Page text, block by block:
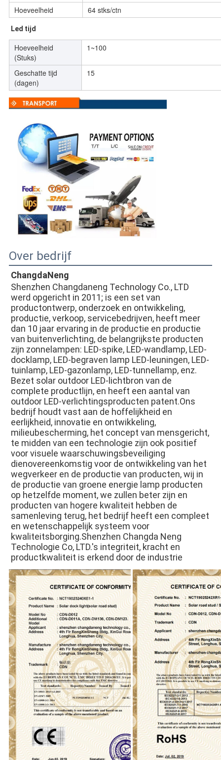
Hoeveelheid
64 stks/ctn
Led tijd
Hoeveelheid
(Stuks)
1~100
Geschatte tijd
(dagen)
15
Over bedrijf
ChangdaNeng
Shenzhen Changdaneng Technology Co., LTD
werd opgericht in 2011; is een set van
productontwerp, onderzoek en ontwikkeling,
productie, verkoop, servicebedrijven, heeft meer
dan 10 jaar ervaring in de productie en productie
van buitenverlichting, de belangrijkste producten
zijn zonnelampen: LED-spike, LED-wandlamp, LED-
docklamp, LED-begraven lamp LED-leuningen, LED-
tuinlamp, LED-gazonlamp, LED-tunnellamp, enz.
Bezet solar outdoor LED-lichtbron van de
complete productlijn, en heeft een aantal van
outdoor LED-verlichtingsproducten patent.Ons
bedrijf houdt vast aan de hoffelijkheid en
eerlijkheid, innovatie en ontwikkeling,
milieubescherming, het concept van mensgericht,
te midden van een technologie zijn ook positief
voor visuele waarschuwingsbeveiliging
dienovereenkomstig voor de ontwikkeling van het
wegverkeer en de productie van producten, wij in
de productie van groene energie lamp producten
op hetzelfde moment, we zullen beter zijn en
producten van hogere kwaliteit hebben de
samenleving terug, het bedrijf heeft een compleet
en wetenschappelijk systeem voor
kwaliteitsborging.Shenzhen Changda Neng
Technologie Co, LTD.'s integriteit, kracht en
productkwaliteit is erkend door de industrie